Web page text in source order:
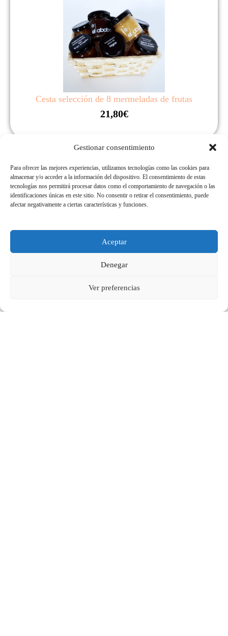
Gestionar consentimiento
Para ofrecer las mejores experiencias, utilizamos tecnologías como las cookies para
almacenar y/o acceder a la información del dispositivo. El consentimiento de estas
tecnologías nos permitirá procesar datos como el comportamiento de navegación o las
identificaciones únicas en este sitio. No consentir o retirar el consentimiento, puede
afectar negativamente a ciertas características y funciones.
Aceptar
Denegar
Ver preferencias
Cesta selección de 8 mermeladas de frutas
21,80€
Seleccionar opciones
Cesta selección de 8 mermeladas especiales